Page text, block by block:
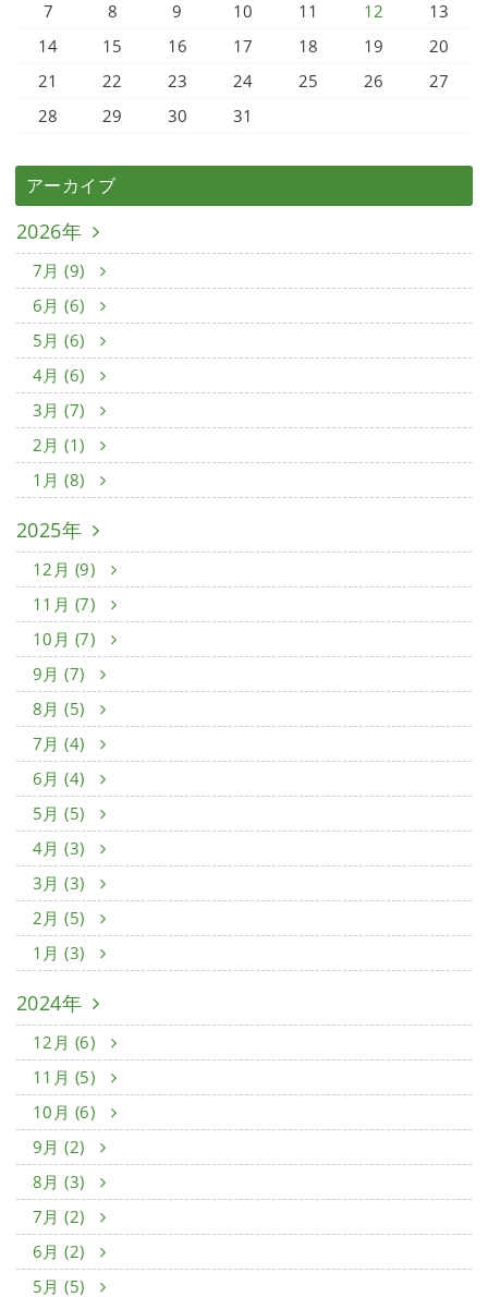
7
8 9 10 11 12
13
14
15 16 17 18 19
20
21
22 23 24 25 26
27
28
29 30 31
アーカイブ
2026年
7月 (9)
6月 (6)
5月 (6)
4月 (6)
3月 (7)
2月 (1)
1月 (8)
2025年
12月 (9)
11月 (7)
10月 (7)
9月 (7)
8月 (5)
7月 (4)
6月 (4)
5月 (5)
4月 (3)
3月 (3)
2月 (5)
1月 (3)
2024年
12月 (6)
11月 (5)
10月 (6)
9月 (2)
8月 (3)
7月 (2)
6月 (2)
5月 (5)